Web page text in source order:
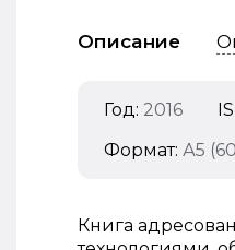
Описание
Год: 2016
Формат: А5
Книга